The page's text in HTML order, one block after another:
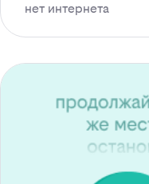
нет интернета